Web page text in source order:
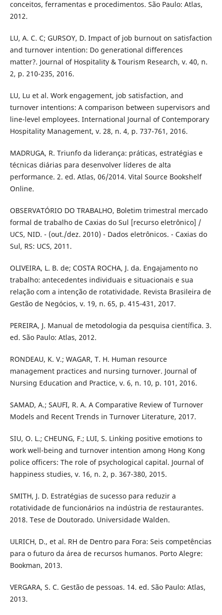
conceitos, ferramentas e procedimentos. São Paulo: Atlas,
2012.
LU, A. C. C; GURSOY, D. Impact of job burnout on satisfaction
and turnover intention: Do generational differences
matter?. Journal of Hospitality & Tourism Research, v. 40, n.
2, p. 210-235, 2016.
LU, Lu et al. Work engagement, job satisfaction, and
turnover intentions: A comparison between supervisors and
line-level employees. International Journal of Contemporary
Hospitality Management, v. 28, n. 4, p. 737-761, 2016.
MADRUGA, R. Triunfo da liderança: práticas, estratégias e
técnicas diárias para desenvolver líderes de alta
performance. 2. ed. Atlas, 06/2014. Vital Source Bookshelf
Online.
OBSERVATÓRIO DO TRABALHO, Boletim trimestral mercado
formal de trabalho de Caxias do Sul [recurso eletrônico] /
UCS, NID. - (out./dez. 2010) - Dados eletrônicos. - Caxias do
Sul, RS: UCS, 2011.
OLIVEIRA, L. B. de; COSTA ROCHA, J. da. Engajamento no
trabalho: antecedentes individuais e situacionais e sua
relação com a intenção de rotatividade. Revista Brasileira de
Gestão de Negócios, v. 19, n. 65, p. 415-431, 2017.
PEREIRA, J. Manual de metodologia da pesquisa científica. 3.
ed. São Paulo: Atlas, 2012.
RONDEAU, K. V.; WAGAR, T. H. Human resource
management practices and nursing turnover. Journal of
Nursing Education and Practice, v. 6, n. 10, p. 101, 2016.
SAMAD, A.; SAUFI, R. A. A Comparative Review of Turnover
Models and Recent Trends in Turnover Literature, 2017.
SIU, O. L.; CHEUNG, F.; LUI, S. Linking positive emotions to
work well-being and turnover intention among Hong Kong
police officers: The role of psychological capital. Journal of
happiness studies, v. 16, n. 2, p. 367-380, 2015.
SMITH, J. D. Estratégias de sucesso para reduzir a
rotatividade de funcionários na indústria de restaurantes.
2018. Tese de Doutorado. Universidade Walden.
ULRICH, D., et al. RH de Dentro para Fora: Seis competências
para o futuro da área de recursos humanos. Porto Alegre:
Bookman, 2013.
VERGARA, S. C. Gestão de pessoas. 14. ed. São Paulo: Atlas,
2013.